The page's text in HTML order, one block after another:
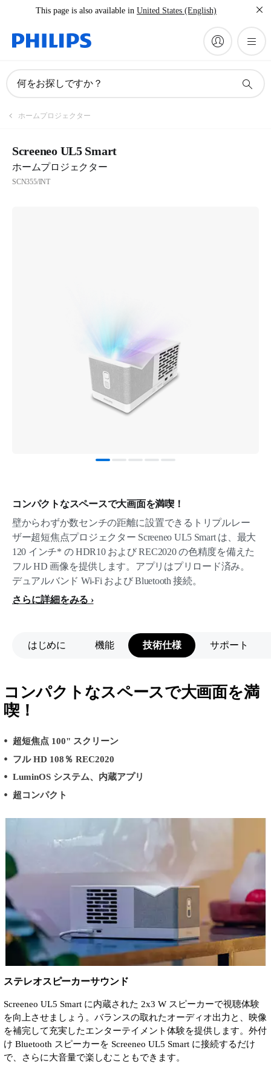
This page is also available in United States (English)
何をお探しですか？
ホームプロジェクター
Screeneo UL5 Smart
ホームプロジェクター
SCN355/INT
コンパクトなスペースで大画面を満喫！
壁からわずか数センチの距離に設置できるトリプルレー
ザー超短焦点プロジェクター Screeneo UL5 Smart は、最大
120 インチ* の HDR10 および REC2020 の色精度を備えた
フル HD 画像を提供します。アプリはプリロード済み。
デュアルバンド Wi-Fi および Bluetooth 接続。
さらに詳細をみる
はじめに 機能 技術仕様 サポート
コンパクトなスペースで大画面を満
喫！
超短焦点 100" スクリーン
フル HD 108％ REC2020
LuminOS システム、内蔵アプリ
超コンパクト
ステレオスピーカーサウンド
Screeneo UL5 Smart に内蔵された 2x3 W スピーカーで視聴体験
を向上させましょう。バランスの取れたオーディオ出力と、映像
を補完して充実したエンターテイメント体験を提供します。外付
け Bluetooth スピーカーを Screeneo UL5 Smart に接続するだけ
で、さらに大音量で楽しむこともできます。